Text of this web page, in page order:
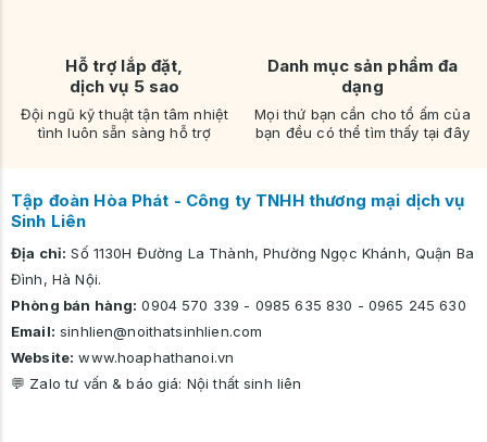
Hỗ trợ lắp đặt,
dịch vụ 5 sao
Đội ngũ kỹ thuật tận tâm nhiệt
tình luôn sẵn sàng hỗ trợ
Danh mục sản phẩm đa
dạng
Mọi thứ bạn cần cho tổ ấm của
bạn đều có thể tìm thấy tại đây
Tập đoàn Hòa Phát - Công ty TNHH thương mại dịch vụ
Sinh Liên
Địa chỉ: Số 1130H Đường La Thành, Phường Ngọc Khánh, Quận Ba
Đình, Hà Nội.
Phòng bán hàng: 0904 570 339 - 0985 635 830 - 0965 245 630
Email: sinhlien@noithatsinhlien.com
Website: www.hoaphathanoi.vn
💬 Zalo tư vấn & báo giá: Nội thất sinh liên